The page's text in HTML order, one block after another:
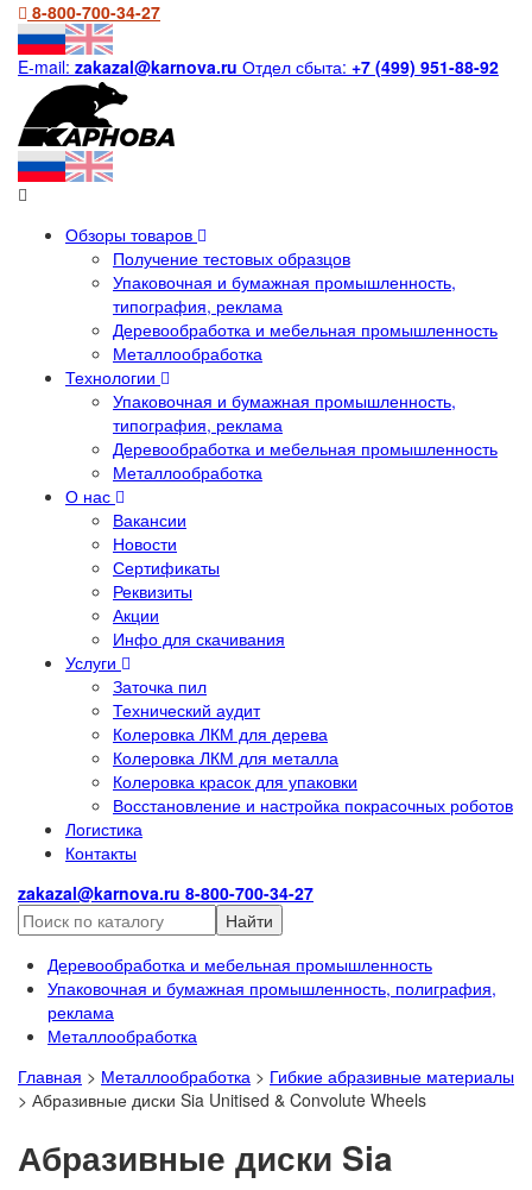
8-800-700-34-27
E-mail: zakazal@karnova.ru Отдел сбыта: +7 (499) 951-88-92
Обзоры товаров
Получение тестовых образцов
Упаковочная и бумажная промышленность,
типография, реклама
Деревообработка и мебельная промышленность
Металлообработка
Технологии
Упаковочная и бумажная промышленность,
типография, реклама
Деревообработка и мебельная промышленность
Металлообработка
О нас
Вакансии
Новости
Сертификаты
Реквизиты
Акции
Инфо для скачивания
Услуги
Заточка пил
Технический аудит
Колеровка ЛКМ для дерева
Колеровка ЛКМ для металла
Колеровка красок для упаковки
Восстановление и настройка покрасочных роботов
Логистика
Контакты
zakazal@karnova.ru 8-800-700-34-27
Найти
Деревообработка и мебельная промышленность
Упаковочная и бумажная промышленность, полиграфия,
реклама
Металлообработка
Главная > Металлообработка > Гибкие абразивные материалы
> Абразивные диски Sia Unitised & Convolute Wheels
Абразивные диски Sia